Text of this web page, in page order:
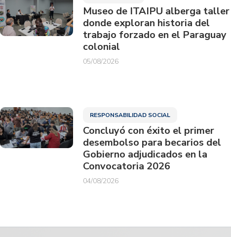
Museo de ITAIPU alberga taller
donde exploran historia del
trabajo forzado en el Paraguay
colonial
05/08/2026
RESPONSABILIDAD SOCIAL
Concluyó con éxito el primer
desembolso para becarios del
Gobierno adjudicados en la
Convocatoria 2026
04/08/2026